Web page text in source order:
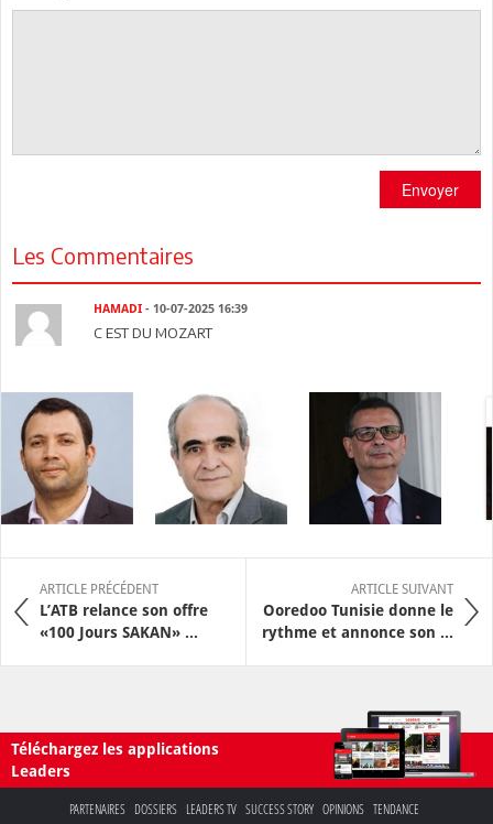
Envoyer
Les Commentaires
HAMADI- 10-07-2025 16:39
C EST DU MOZART
ARTICLE PRÉCÉDENT
L’ATB relance son offre
«100 Jours SAKAN» ...
ARTICLE SUIVANT
Ooredoo Tunisie donne le
rythme et annonce son ...
Téléchargez les applications
Leaders
PARTENAIRES DOSSIERS LEADERS TV SUCCESS STORY OPINIONS TENDANCE